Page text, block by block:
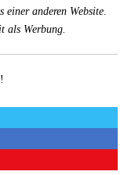
anderen Website.
als Werbung.